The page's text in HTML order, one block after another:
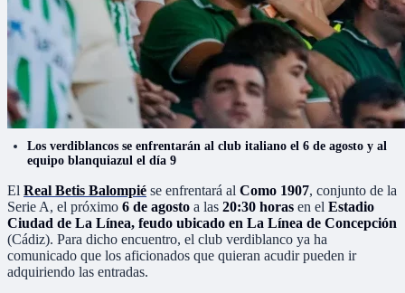
Los verdiblancos se enfrentarán al club italiano el 6 de agosto y al
equipo blanquiazul el día 9
El Real Betis Balompié se enfrentará al Como 1907, conjunto de la
Serie A, el próximo 6 de agosto a las 20:30 horas en el Estadio
Ciudad de La Línea, feudo ubicado en La Línea de Concepción
(Cádiz). Para dicho encuentro, el club verdiblanco ya ha
comunicado que los aficionados que quieran acudir pueden ir
adquiriendo las entradas.